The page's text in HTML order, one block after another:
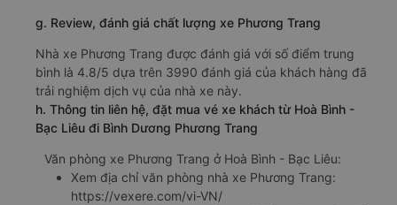
g. Review, đánh giá chất lượng xe Phương Trang
Nhà xe Phương Trang được đánh giá với số điểm trung
bình là 4.8/5 dựa trên 3990 đánh giá của khách hàng đã
trải nghiệm dịch vụ của nhà xe này.
h. Thông tin liên hệ, đặt mua vé xe khách từ Hoà Bình -
Bạc Liêu đi Bình Dương Phương Trang
Văn phòng xe Phương Trang ở Hoà Bình - Bạc Liêu:
Xem địa chỉ văn phòng nhà xe Phương Trang:
https://vexere.com/vi-VN/